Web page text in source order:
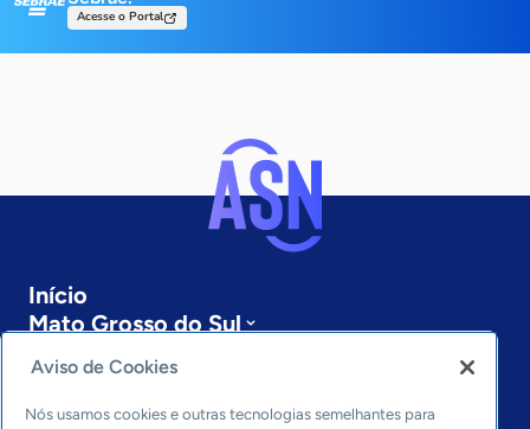
Acesse o Portal
Início
Mato Grosso do Sul
Sobre a ASN
Últimas notícias
Entre em contato
Aviso de Cookies
Nós usamos cookies e outras tecnologias semelhantes para